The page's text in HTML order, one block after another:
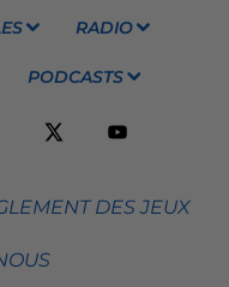
RADIO
PODCASTS
DES JEUX